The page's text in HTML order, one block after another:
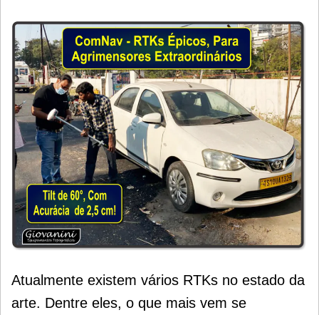
Atualmente existem vários RTKs no estado da
arte. Dentre eles, o que mais vem se